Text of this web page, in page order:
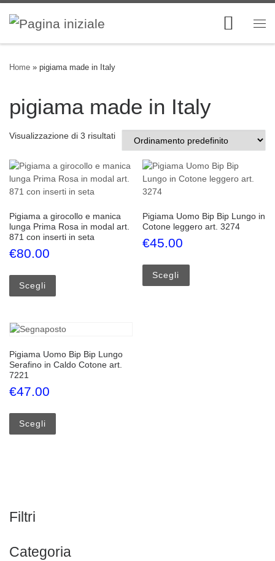
Skip to content
Home » pigiama made in Italy
pigiama made in Italy
Visualizzazione di 3 risultati
Pigiama a girocollo e manica
lunga Prima Rosa in modal art.
871 con inserti in seta
€80.00
Scegli
Questo prodotto ha più varianti. Le opzioni possono
Pigiama Uomo Bip Bip Lungo in
Cotone leggero art. 3274
€45.00
Scegli
Pigiama Uomo Bip Bip Lungo
Serafino in Caldo Cotone art.
7221
€47.00
Scegli
Filtri
Categoria